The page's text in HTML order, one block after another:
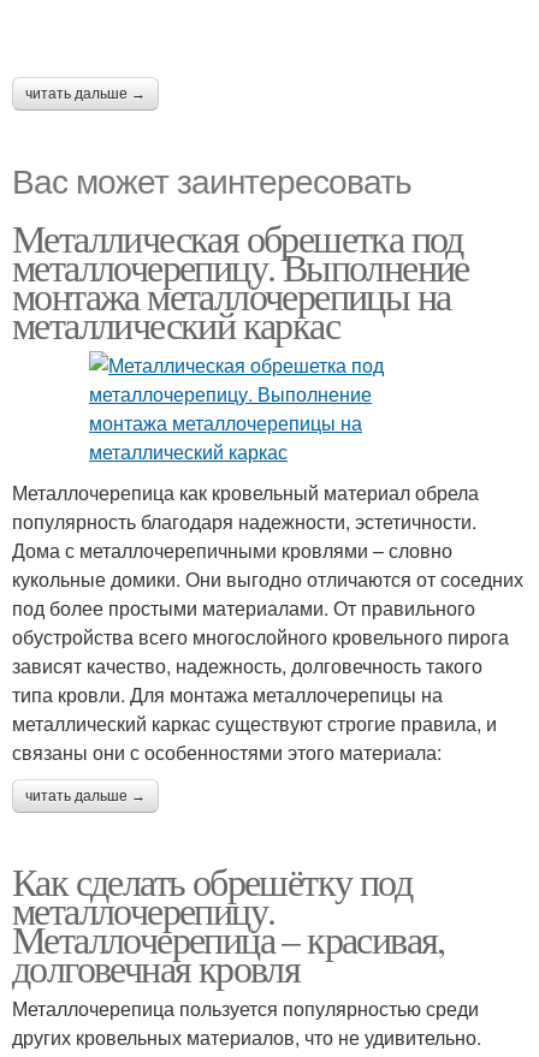
читать дальше →
Вас может заинтересовать
Металлическая обрешетка под
металлочерепицу. Выполнение
монтажа металлочерепицы на
металлический каркас
Металлочерепица как кровельный материал обрела
популярность благодаря надежности, эстетичности.
Дома с металлочерепичными кровлями – словно
кукольные домики. Они выгодно отличаются от соседних
под более простыми материалами. От правильного
обустройства всего многослойного кровельного пирога
зависят качество, надежность, долговечность такого
типа кровли. Для монтажа металлочерепицы на
металлический каркас существуют строгие правила, и
связаны они с особенностями этого материала:
читать дальше →
Как сделать обрешётку под
металлочерепицу.
Металлочерепица – красивая,
долговечная кровля
Металлочерепица пользуется популярностью среди
других кровельных материалов, что не удивительно.